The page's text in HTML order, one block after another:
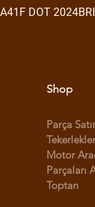
DOT
Shop
Parça
Motor
Parçaları
Toptan